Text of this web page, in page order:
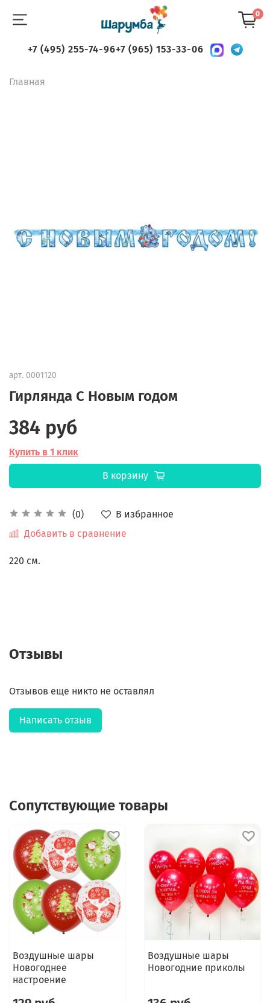
0
+7 (495) 255-74-96+7 (965) 153-33-06
Главная
арт. 0001120
Гирлянда С Новым годом
(0)
В избранное
Добавить в сравнение
384 руб
Купить в 1 клик
В корзину
220 см.
Отзывы
Отзывов еще никто не оставлял
Написать отзыв
Сопутствующие товары
Воздушные шары
Новогоднее
настроение
Воздушные шары
Новогодние приколы